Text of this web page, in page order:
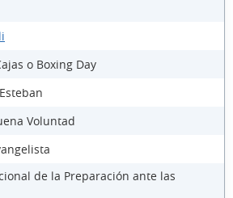
o Boxing Day
Voluntad
de la Preparación ante las